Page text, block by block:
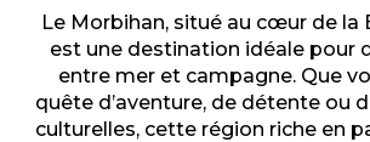
Le Morbihan, situé au cœur de la
est une destination idéale pour
entre mer et campagne. Que
quête d’aventure, de détente ou
culturelles, cette région riche en